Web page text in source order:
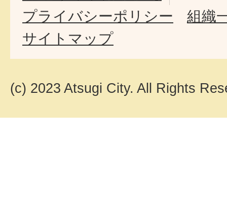
プライバシーポリシー
組織
サイトマップ
(c) 2023 Atsugi City. All Rights